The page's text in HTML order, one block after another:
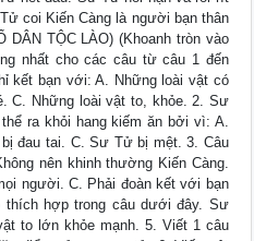
coi Kiến Càng là người bạn thân
DÂN TỘC LÀO) (Khoanh tròn vào
nhất cho các câu từ câu 1 đến
kết bạn với: A. Những loài vật có
C. Những loài vật to, khỏe. 2. Sư
ra khỏi hang kiếm ăn bởi vì: A.
đau tai. C. Sư Tử bị mệt. 3. Câu
nên khinh thường Kiến Càng.
người. C. Phải đoàn kết với bạn
thích hợp trong câu dưới đây. Sư
to lớn khỏe mạnh. 5. Viết 1 câu